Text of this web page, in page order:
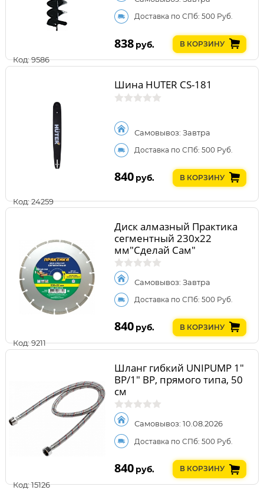
Код: 9586
Доставка по СПб: 500 Руб.
838 руб. В КОРЗИНУ
Код: 24259
Шина HUTER CS-181
Самовывоз: Завтра
Доставка по СПб: 500 Руб.
840 руб. В КОРЗИНУ
Код: 9211
Диск алмазный Практика
сегментный 230х22
мм"Сделай Сам"
Самовывоз: Завтра
Доставка по СПб: 500 Руб.
840 руб. В КОРЗИНУ
Код: 15126
Шланг гибкий UNIPUMP 1"
ВР/1" ВР, прямого типа, 50
см
Самовывоз: 10.08.2026
Доставка по СПб: 500 Руб.
840 руб. В КОРЗИНУ